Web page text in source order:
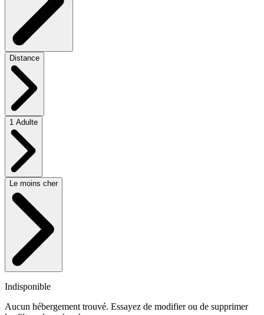
Distance
1 Adulte
Le moins cher
Indisponible
Aucun hébergement trouvé. Essayez de modifier ou de supprimer